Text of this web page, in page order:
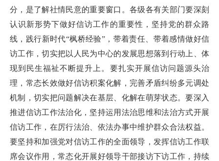
分，是了解社情民意的重要窗口。各级各有关部门要深刻
认识新形势下做好信访工作的重要性，坚持党的群众路
线，践行新时代“枫桥经验”，带着责任、带着感情做好信
访工作，切实把以人民为中心的发展思想落到行动上、体
现到民生福祉不断提升上。要扎实开展信访问题源头治
理，常态长效做好信访积案化解，完善矛盾纠纷多元调处
机制，切实把问题解决在基层、化解在萌芽状态。要深入
推进信访工作法治化，坚持运用法治思维和法治方式开展
信访工作，在厉行法治、依法办事中维护群众合法权益。
要坚持和加强党对信访工作的全面领导，发挥信访工作联
席会议作用，常态化开展好领导干部接访下访工作，持续